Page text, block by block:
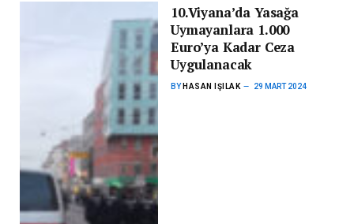
10.Viyana’da Yasağa
Uymayanlara 1.000
Euro’ya Kadar Ceza
Uygulanacak
BY HASAN IŞILAK 29 MART 2024